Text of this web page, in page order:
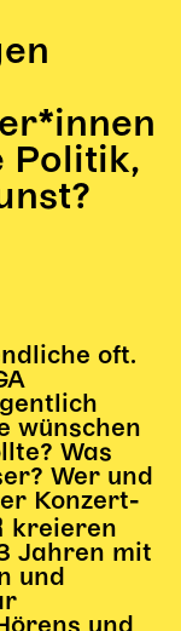
Politik,
oft.
wünschen
Was
Wer und
Konzert-
kreieren
Jahren mit
und
und